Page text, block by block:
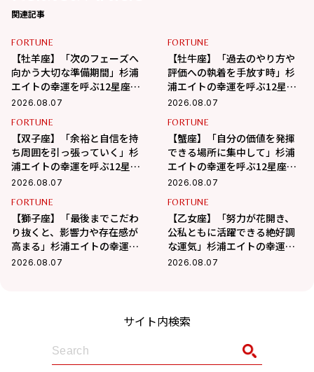
関連記事
FORTUNE
【牡羊座】「次のフェーズへ
向かう大切な準備期間」杉浦
エイトの幸運を呼ぶ12星座占
い（8/7～9/6）
2026.08.07
FORTUNE
【牡牛座】「過去のやり方や
評価への執着を手放す時」杉
浦エイトの幸運を呼ぶ12星座
占い（8/7～9/6）
2026.08.07
FORTUNE
【双子座】「余裕と自信を持
ち周囲を引っ張っていく」杉
浦エイトの幸運を呼ぶ12星座
占い（8/7～9/6）
2026.08.07
FORTUNE
【蟹座】「自分の価値を発揮
できる場所に集中して」杉浦
エイトの幸運を呼ぶ12星座占
い（7/7～8/6）
2026.08.07
FORTUNE
【獅子座】「最後までこだわ
り抜くと、影響力や存在感が
高まる」杉浦エイトの幸運を
呼ぶ12星座占い（8/7～
2026.08.07
FORTUNE
【乙女座】「努力が花開き、
公私ともに活躍できる絶好調
な運気」杉浦エイトの幸運を
呼ぶ12星座占い（8/7～9/6）
2026.08.07
サイト内検索